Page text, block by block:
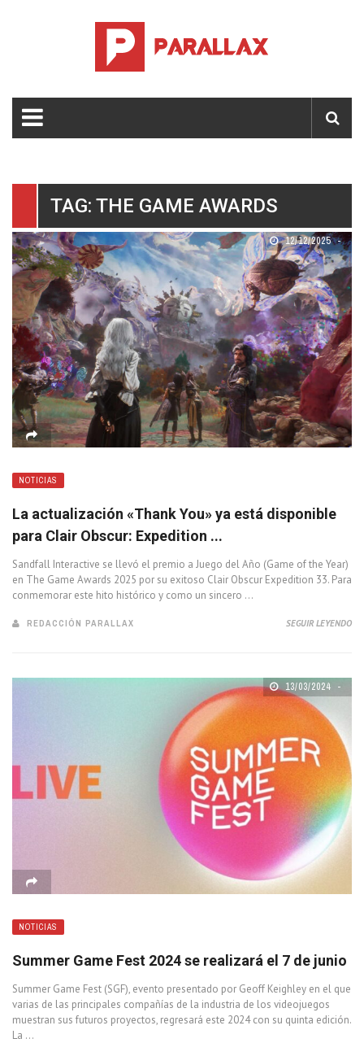
TAG: THE GAME AWARDS
12/12/2025
NOTICIAS
La actualización «Thank You» ya está disponible
para Clair Obscur: Expedition ...
Sandfall Interactive se llevó el premio a Juego del Año (Game of the Year)
en The Game Awards 2025 por su exitoso Clair Obscur Expedition 33. Para
conmemorar este hito histórico y como un sincero ...
REDACCIÓN PARALLAX SEGUIR LEYENDO
13/03/2024
NOTICIAS
Summer Game Fest 2024 se realizará el 7 de junio
Summer Game Fest (SGF), evento presentado por Geoff Keighley en el que
varias de las principales compañías de la industria de los videojuegos
muestran sus futuros proyectos, regresará este 2024 con su quinta edición.
La ...